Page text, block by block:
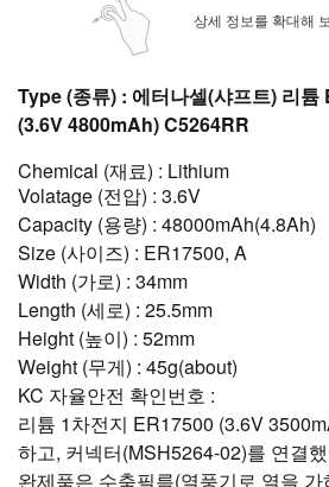
상세 정보를 확대해
Type (종류) : 에터나셀(샤프트) 리
(3.6V 4800mAh) C5264RR
Chemical (재료) : Lithium
Volatage (전압) : 3.6V
Capacity (용량) : 48000mAh(4.8Ah)
Size (사이즈) : ER17500, A
Width (가로) : 34mm
Length (세로) : 25.5mm
Height (높이) : 52mm
Weight (무게) : 45g(about)
KC 자율안전 확인번호 :
리튬 1차전지 ER17500 (3.6V
하고, 커넥터(MSH5264-02)를 연결
완제품은 수축필름(열풍기로 열을